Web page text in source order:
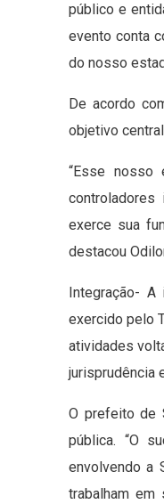
público e
evento conta
do nosso
De acordo
objetivo
“Esse nosso
controladores
exerce sua
destacou
Integração-
exercido pelo
atividades
jurisprudência
O prefeito de
pública. “O
envolvendo a
trabalham em